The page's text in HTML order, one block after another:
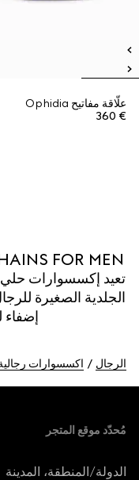
علّاقة مفاتيح Ophidia
€ 360
FOR MEN
تعيد إكسسوارات حلي
الجلدية الصغيرة
الرجال اكسسوارات
مُحدّد موقع المتجر
الدولة/المنطقة، المدينة